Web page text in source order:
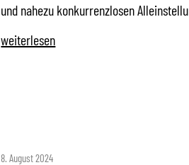
und nahezu konkurrenzlosen
weiterlesen
8. August 2024